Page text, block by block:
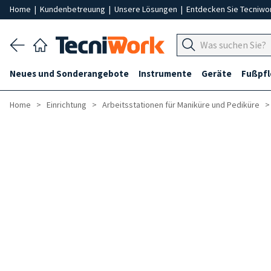
Home | Kundenbetreuung | Unsere Lösungen | Entdecken Sie
Neues und Sonderangebote Instrumente Geräte
Home Einrichtung Arbeitsstationen für Maniküre und Pediküre